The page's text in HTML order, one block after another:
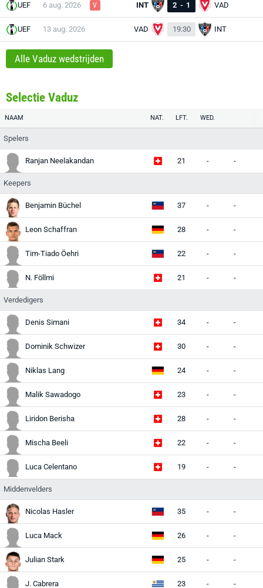
UEF 6 aug. 2026 V INT 2 - 1 VAD
UEF 13 aug. 2026 VAD 19:30 INT
Alle Vaduz wedstrijden
Selectie Vaduz
NAAM NAT. LFT. WED.
Spelers
Ranjan Neelakandan 21 - -
Keepers
Benjamin Büchel 37 - -
Leon Schaffran 28 - -
Tim-Tiado Öehri 22 - -
N. Föllmi 21 - -
Verdedigers
Denis Simani 34 - -
Dominik Schwizer 30 - -
Niklas Lang 24 - -
Malik Sawadogo 23 - -
Liridon Berisha 28 - -
Mischa Beeli 22 - -
Luca Celentano 19 - -
Middenvelders
Nicolas Hasler 35 - -
Luca Mack 26 - -
Julian Stark 25 - -
J. Cabrera 23 - -